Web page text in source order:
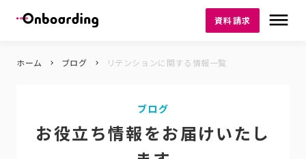
資料請求 dehaze
ホーム keyboard_arrow_right ブログ keyboard_arrow_right リテンションに関する情報一覧
ブログ
お役立ち情報をお届けいたし